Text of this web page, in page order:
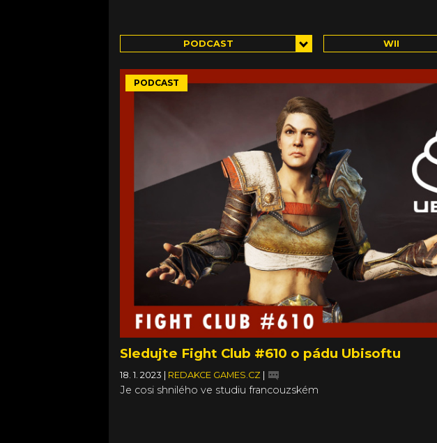
PODCAST WII
PODCAST
Sledujte Fight Club #610 o pádu Ubisoftu
18. 1. 2023 | REDAKCE GAMES.CZ |
Je cosi shnilého ve studiu francouzském